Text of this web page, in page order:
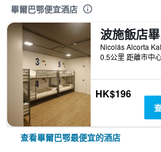
畢爾巴鄂便宜酒店
0.5公里 距離市中
HK$196
查看畢爾巴鄂最便宜的酒店